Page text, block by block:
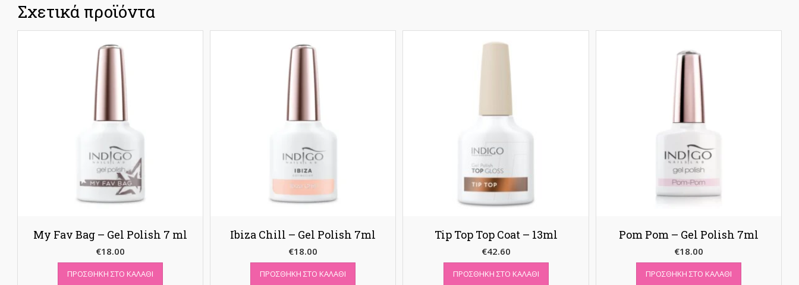
Σχετικά προϊόντα
My Fav Bag – Gel Polish 7 ml
€18.00
ΠΡΟΣΘΉΚΗ ΣΤΟ ΚΑΛΆΘΙ
Ibiza Chill – Gel Polish 7ml
€18.00
ΠΡΟΣΘΉΚΗ ΣΤΟ ΚΑΛΆΘΙ
Tip Top Top Coat – 13ml
€42.60
ΠΡΟΣΘΉΚΗ ΣΤΟ ΚΑΛΆΘΙ
Pom Pom – Gel Polish 7ml
€18.00
ΠΡΟΣΘΉΚΗ ΣΤΟ ΚΑΛΆΘΙ